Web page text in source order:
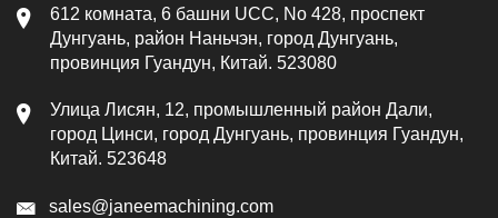
612 комната, 6 башни UCC, No 428, проспект
Дунгуань, район Наньчэн, город Дунгуань,
провинция Гуандун, Китай. 523080
Улица Лисян, 12, промышленный район Дали,
город Цинси, город Дунгуань, провинция Гуандун,
Китай. 523648
sales@janeemachining.com